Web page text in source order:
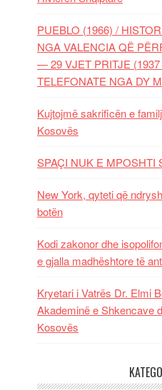
PUEBLO (1966) /
NGA VALENCIA QË
— 29 VJET PRITJE (1937
TELEFONATE NGA DY
Kujtojmë sakrificën e
Kosovës
SPAÇI NUK E MPOSHTI
New York, qyteti që
botën
Kodi zakonor dhe
e gjalla madhështore të
Kryetari i Vatrës Dr. Elmi
Akademinë e Shkencave
Kosovës